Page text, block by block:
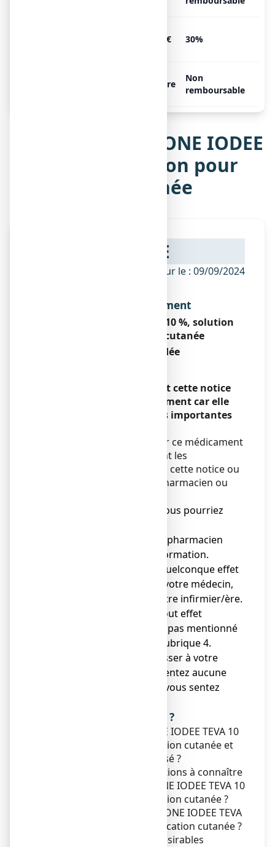
2.4€ 30%
Libre
Non
remboursable
Notice de POVIDONE IODEE
TEVA 10 %, solution pour
application cutanée
NOTICE
ANSM - Mis à jour le : 09/09/2024
Dénomination du médicament
POVIDONE IODEE TEVA 10 %, solution
pour application cutanée
Povidone iodée
Veuillez lire attentivement cette notice
avant d’utiliser ce médicament car elle
contient des informations importantes
Vous devez toujours utiliser ce médicament
en suivant scrupuleusement les
informations fournies dans cette notice ou
par votre médecin, votre pharmacien ou
● Gardez cette notice. Vous pourriez
● Adressez-vous à votre pharmacien
pour tout conseil ou information.
● Si vous ressentez un quelconque effet
indésirable, parlez-en à votre médecin,
votre pharmacien ou votre infirmier/ère.
Ceci s’applique aussi à tout effet
indésirable qui ne serait pas mentionné
dans cette notice. Voir rubrique 4.
● Vous devez vous adresser à votre
médecin si vous ne ressentez aucune
amélioration ou si vous vous sentez
Que contient cette notice ?
1. Qu'est-ce que POVIDONE IODEE TEVA 10
%, solution pour application cutanée et
dans quels cas est-il utilisé ?
2. Quelles sont les informations à connaître
avant d'utiliser POVIDONE IODEE TEVA 10
%, solution pour application cutanée ?
3. Comment utiliser POVIDONE IODEE TEVA
10 %, solution pour application cutanée ?
4. Quels sont les effets indésirables